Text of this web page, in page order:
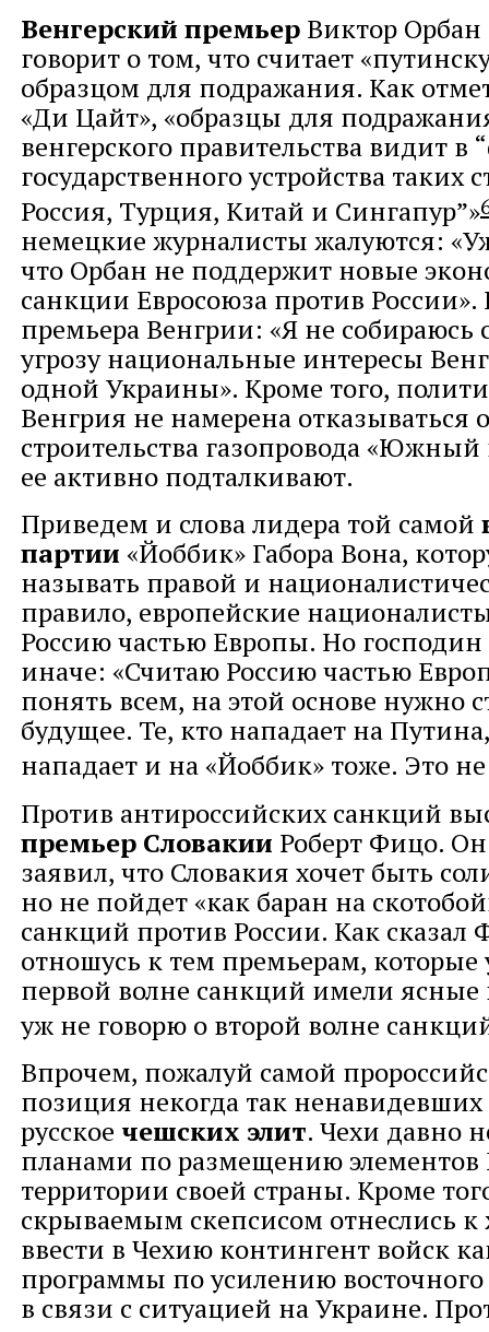
Венгерский премьер Виктор Орбан
говорит о том, что считает
образцом для подражания. Как
«Ди Цайт», «образцы для
венгерского правительства видит в
государственного устройства таких
Россия, Турция, Китай и Сингапур”»
немецкие журналисты жалуются:
что Орбан не поддержит новые
санкции Евросоюза против
премьера Венгрии: «Я не собираюсь
угрозу национальные интересы
одной Украины». Кроме того,
Венгрия не намерена отказываться
строительства газопровода «Южный
ее активно подталкивают.
Приведем и слова лидера той самой
партии «Йоббик» Габора Вона,
называть правой и
правило, европейские
Россию частью Европы. Но господин
иначе: «Считаю Россию частью
понять всем, на этой основе нужно
будущее. Те, кто нападает на
нападает и на «Йоббик» тоже. Это
Против антироссийских санкций
премьер Словакии Роберт Фицо.
заявил, что Словакия хочет быть
но не пойдет «как баран на
санкций против России. Как сказал
отношусь к тем премьерам,
первой волне санкций имели ясные
уж не говорю о второй волне
Впрочем, пожалуй самой
позиция некогда так ненавидевших
русское чешских элит. Чехи давно
планами по размещению
территории своей страны. Кроме
скрываемым скепсисом отнеслись
ввести в Чехию контингент войск
программы по усилению
в связи с ситуацией на Украине.